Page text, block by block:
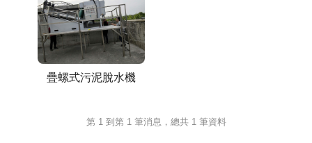
疊螺式污泥脫水機
第 1 到第 1 筆消息，總共 1 筆資料